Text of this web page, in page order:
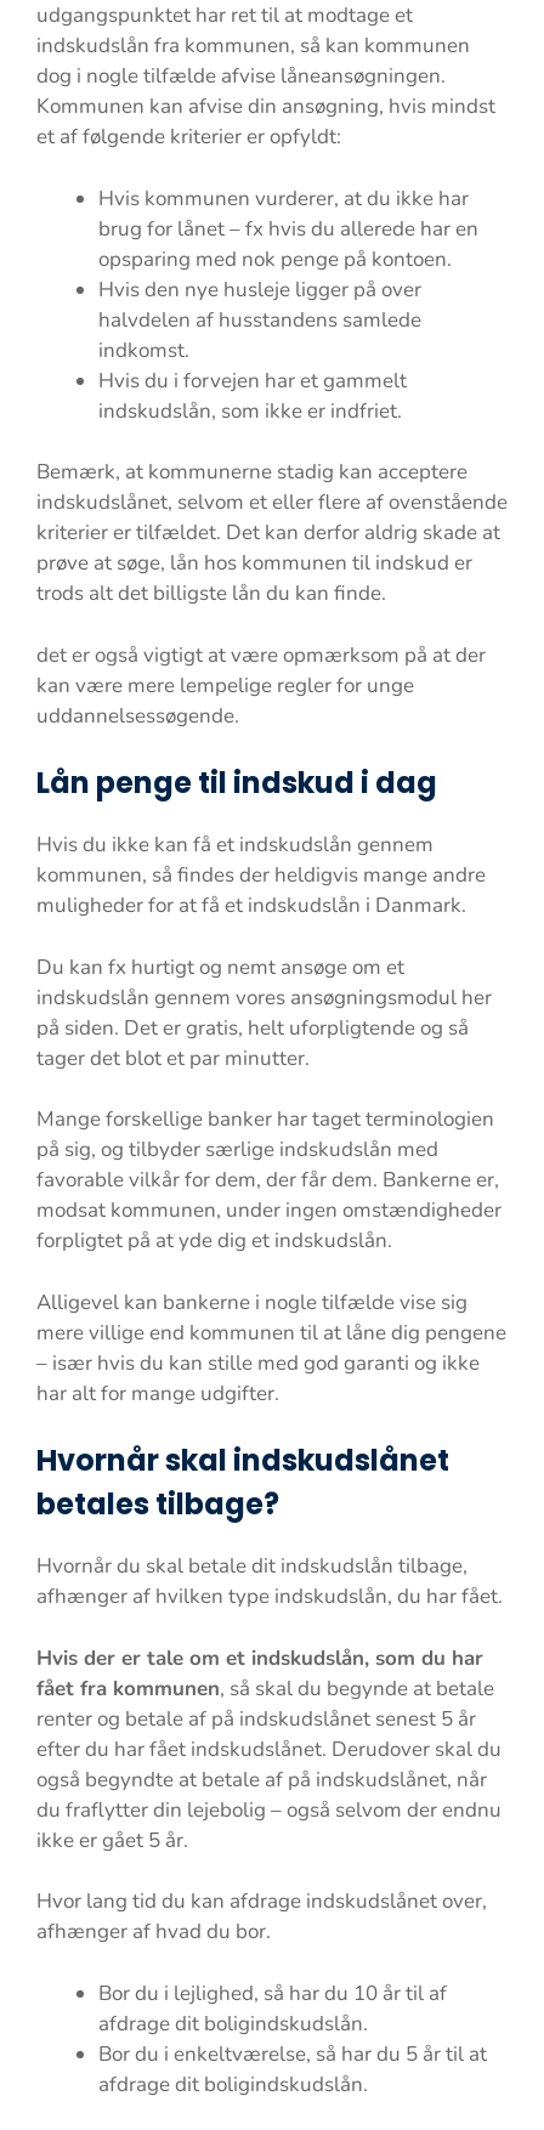
udgangspunktet har ret til at modtage et
indskudslån fra kommunen, så kan kommunen
dog i nogle tilfælde afvise låneansøgningen.
Kommunen kan afvise din ansøgning, hvis mindst
et af følgende kriterier er opfyldt:
Hvis kommunen vurderer, at du ikke har
brug for lånet – fx hvis du allerede har en
opsparing med nok penge på kontoen.
Hvis den nye husleje ligger på over
halvdelen af husstandens samlede
indkomst.
Hvis du i forvejen har et gammelt
indskudslån, som ikke er indfriet.
Bemærk, at kommunerne stadig kan acceptere
indskudslånet, selvom et eller flere af ovenstående
kriterier er tilfældet. Det kan derfor aldrig skade at
prøve at søge, lån hos kommunen til indskud er
trods alt det billigste lån du kan finde.
det er også vigtigt at være opmærksom på at der
kan være mere lempelige regler for unge
uddannelsessøgende.
Lån penge til indskud i dag
Hvis du ikke kan få et indskudslån gennem
kommunen, så findes der heldigvis mange andre
muligheder for at få et indskudslån i Danmark.
Du kan fx hurtigt og nemt ansøge om et
indskudslån gennem vores ansøgningsmodul her
på siden. Det er gratis, helt uforpligtende og så
tager det blot et par minutter.
Mange forskellige banker har taget terminologien
på sig, og tilbyder særlige indskudslån med
favorable vilkår for dem, der får dem. Bankerne er,
modsat kommunen, under ingen omstændigheder
forpligtet på at yde dig et indskudslån.
Alligevel kan bankerne i nogle tilfælde vise sig
mere villige end kommunen til at låne dig pengene
– især hvis du kan stille med god garanti og ikke
har alt for mange udgifter.
Hvornår skal indskudslånet
betales tilbage?
Hvornår du skal betale dit indskudslån tilbage,
afhænger af hvilken type indskudslån, du har fået.
Hvis der er tale om et indskudslån, som du har
fået fra kommunen, så skal du begynde at betale
renter og betale af på indskudslånet senest 5 år
efter du har fået indskudslånet. Derudover skal du
også begyndte at betale af på indskudslånet, når
du fraflytter din lejebolig – også selvom der endnu
ikke er gået 5 år.
Hvor lang tid du kan afdrage indskudslånet over,
afhænger af hvad du bor.
Bor du i lejlighed, så har du 10 år til af
afdrage dit boligindskudslån.
Bor du i enkeltværelse, så har du 5 år til at
afdrage dit boligindskudslån.